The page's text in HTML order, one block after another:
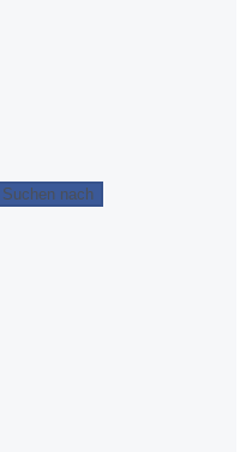
Suchen nach